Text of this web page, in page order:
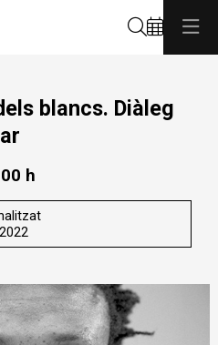
blancs. Diàleg
h
2022